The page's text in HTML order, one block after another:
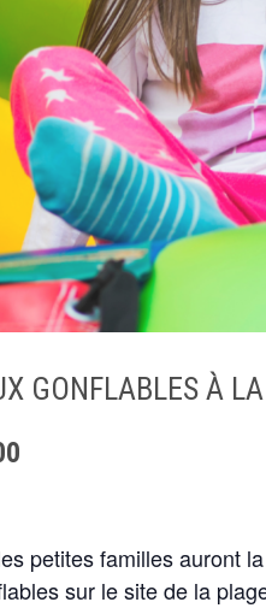
GONFLABLES À
petites familles auront
sur le site de la